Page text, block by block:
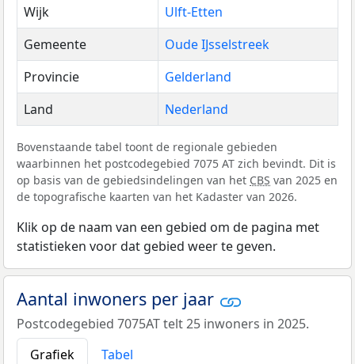
Wijk
Ulft-Etten
Gemeente
Oude IJsselstreek
Provincie
Gelderland
Land
Nederland
Bovenstaande tabel toont de regionale gebieden
waarbinnen het postcodegebied 7075 AT zich bevindt. Dit is
op basis van de gebiedsindelingen van het CBS van 2025 en
de topografische kaarten van het Kadaster van 2026.
Klik op de naam van een gebied om de pagina met
statistieken voor dat gebied weer te geven.
Aantal inwoners per jaar
Postcodegebied 7075AT telt 25 inwoners in 2025.
Grafiek
Tabel